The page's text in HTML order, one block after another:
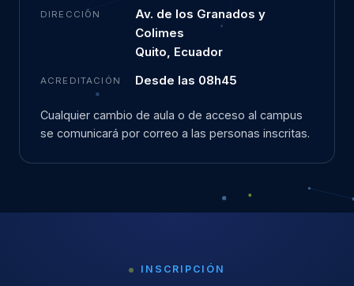
DIRECCIÓN
Av. de los Granados y
Colimes
Quito, Ecuador
ACREDITACIÓN Desde las 08h45
Cualquier cambio de aula o de acceso al campus
se comunicará por correo a las personas inscritas.
INSCRIPCIÓN